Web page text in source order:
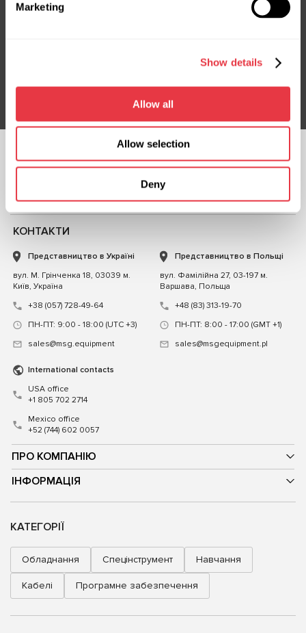
Marketing
Show details
Allow all
Allow selection
Deny
Підписатися
СЛІДКУЙТЕ ЗА
ЧАТ ІЗ НАМИ
ПРО КОМПАНІЮ
ІНФОРМАЦІЯ
КОНТАКТИ
Представництво в Україні
вул. М. Грінченка 18, 03039 м.
Київ, Україна
+38 (057) 728-49-64
ПН-ПТ: 9:00 - 18:00 (UTC +3)
sales@msg.equipment
Представництво в Польщі
вул. Фамілійна 27, 03-197 м.
Варшава, Польща
+48 (83) 313-19-70
ПН-ПТ: 8:00 - 17:00 (GMT +1)
sales@msgequipment.pl
International contacts
USA office
+1 805 702 2714
Mexico office
+52 (744) 602 0057
КАТЕГОРІЇ
Обладнання Спецінструмент Навчання
Кабелі Програмне забезпечення